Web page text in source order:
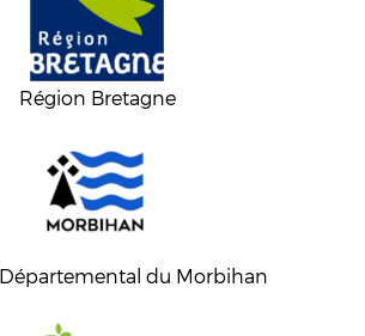
Région Bretagne
du Morbihan